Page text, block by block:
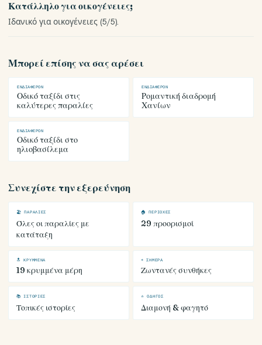
Κατάλληλο για οικογένειες;
Ιδανικό για οικογένειες (5/5).
Μπορεί επίσης να σας αρέσει
ΕΝΔΙΑΦΈΡΟΝ
Οδικό ταξίδι στις
καλύτερες παραλίες
ΕΝΔΙΑΦΈΡΟΝ
Ρομαντική διαδρομή
Χανίων
ΕΝΔΙΑΦΈΡΟΝ
Οδικό ταξίδι στο
ηλιοβασίλεμα
Συνεχίστε την εξερεύνηση
🏖 ΠΑΡΑΛΊΕΣ
Όλες οι παραλίες με
κατάταξη
🏠 ΠΕΡΙΟΧΈΣ
29 προορισμοί
🔝 ΚΡΥΜΜΈΝΑ
19 κρυμμένα μέρη
☀ ΣΉΜΕΡΑ
Ζωντανές συνθήκες
📚 ΙΣΤΟΡΊΕΣ
Τοπικές ιστορίες
⭐ ΟΔΗΓΌΣ
Διαμονή & φαγητό